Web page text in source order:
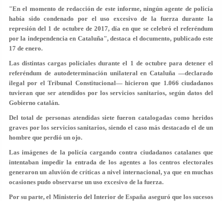
"En el momento de redacción de este informe, ningún agente de policía
había sido condenado por el uso excesivo de la fuerza durante la
represión del 1 de octubre de 2017, día en que se celebró el referéndum
por la independencia en Cataluña", destaca el documento, publicado este
17 de enero.
Las distintas cargas policiales durante el 1 de octubre para detener el
referéndum de autodeterminación unilateral en Cataluña —declarado
ilegal por el Tribunal Constitucional— hicieron que 1.066 ciudadanos
tuvieran que ser atendidos por los servicios sanitarios, según datos del
Gobierno catalán.
Del total de personas atendidas siete fueron catalogadas como heridos
graves por los servicios sanitarios, siendo el caso más destacado el de un
hombre que perdió un ojo.
Las imágenes de la policía cargando contra ciudadanos catalanes que
intentaban impedir la entrada de los agentes a los centros electorales
generaron un aluvión de críticas a nivel internacional, ya que en muchas
ocasiones pudo observarse un uso excesivo de la fuerza.
Por su parte, el Ministerio del Interior de España aseguró que los sucesos